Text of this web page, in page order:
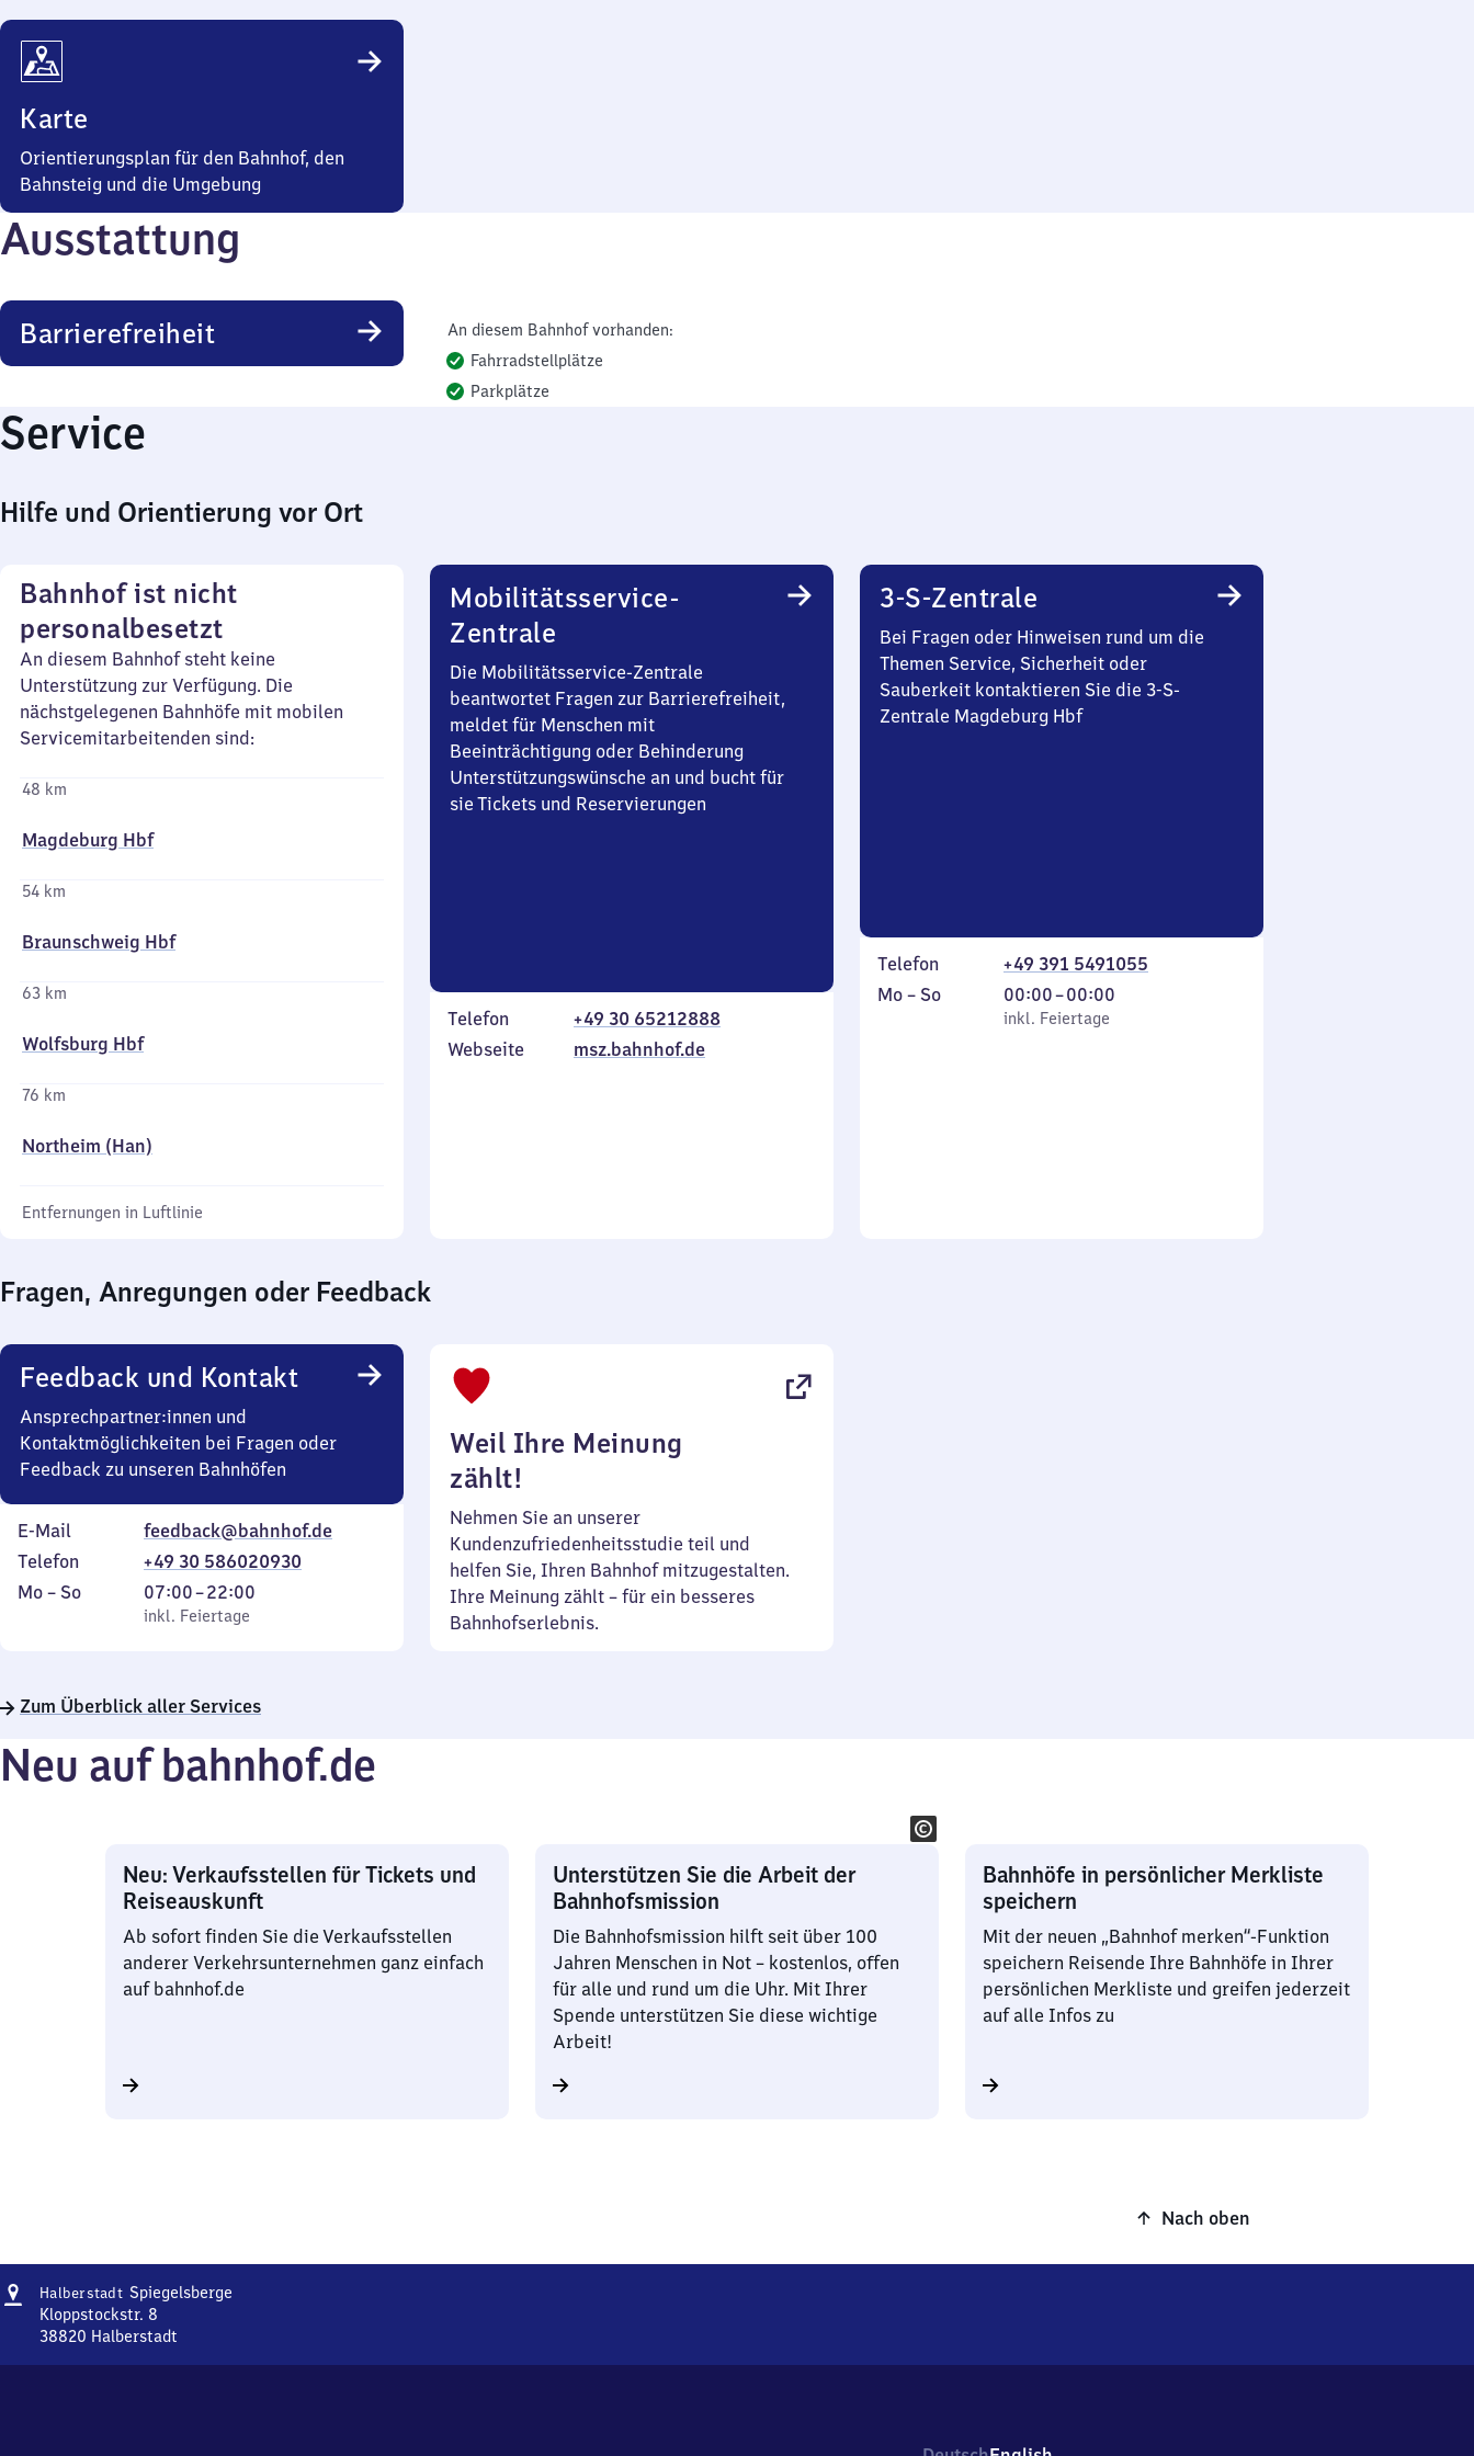
Karte
Orientierungsplan für den Bahnhof, den
Bahnsteig und die Umgebung
Ausstattung
Barrierefreiheit
An diesem Bahnhof vorhanden:
Fahrradstellplätze
Parkplätze
Service
Hilfe und Orientierung vor Ort
Bahnhof ist nicht
personalbesetzt
An diesem Bahnhof steht keine
Unterstützung zur Verfügung. Die
nächstgelegenen Bahnhöfe mit mobilen
Servicemitarbeitenden sind:
48 km
Magdeburg Hbf
54 km
Braunschweig Hbf
63 km
Wolfsburg Hbf
76 km
Northeim (Han)
Entfernungen in Luftlinie
Mobilitätsservice-
Zentrale
Die Mobilitätsservice-Zentrale
beantwortet Fragen zur Barrierefreiheit,
meldet für Menschen mit
Beeinträchtigung oder Behinderung
Unterstützungswünsche an und bucht für
sie Tickets und Reservierungen
Telefon
+49 30 65212888
Webseite
msz.bahnhof.de
3-S-Zentrale
Bei Fragen oder Hinweisen rund um die
Themen Service, Sicherheit oder
Sauberkeit kontaktieren Sie die 3-S-
Zentrale Magdeburg Hbf
Telefon
+49 391 5491055
Montag
Mo – So,
inkl. Feiertage
00:00–00:00
Von
0
inkl. Feiertage
Fragen, Anregungen oder Feedback
Feedback und Kontakt
Ansprechpartner:innen und
Kontaktmöglichkeiten bei Fragen oder
Feedback zu unseren Bahnhöfen
E-Mail
feedback@bahnhof.de
Telefon
+49 30 586020930
Montag
Mo – So,
inkl. Feiertage
07:00–22:00
Von
7
22
inkl. Feiertage
Weil Ihre Meinung
zählt!
Nehmen Sie an unserer
Kundenzufriedenheitsstudie teil und
helfen Sie, Ihren Bahnhof mitzugestalten.
Ihre Meinung zählt – für ein besseres
Bahnhofserlebnis.
Zum Überblick aller Services
Neu auf bahnhof.de
Neu: Verkaufsstellen für Tickets und
Reiseauskunft
Ab sofort finden Sie die Verkaufsstellen
anderer Verkehrsunternehmen ganz einfach
auf bahnhof.de
Unterstützen Sie die Arbeit der
Bahnhofsmission
Die Bahnhofsmission hilft seit über 100
Jahren Menschen in Not – kostenlos, offen
für alle und rund um die Uhr. Mit Ihrer
Spende unterstützen Sie diese wichtige
Arbeit!
Bahnhöfe in persönlicher Merkliste
speichern
Mit der neuen „Bahnhof merken“-Funktion
speichern Reisende Ihre Bahnhöfe in Ihrer
persönlichen Merkliste und greifen jederzeit
auf alle Infos zu
Nach oben
Adresse
Halberstadt SpiegelsbergeHalberstadt-
Kloppstockstr. 8
38820 Halberstadt